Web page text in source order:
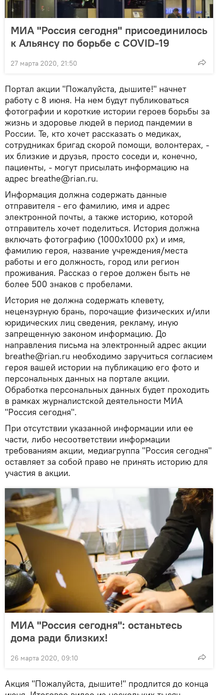
МИА "Россия сегодня" присоединилось
к Альянсу по борьбе с COVID-19
27 марта 2020, 21:50
Портал акции "Пожалуйста, дышите!" начнет
работу c 8 июня. На нем будут публиковаться
фотографии и короткие истории героев борьбы за
жизнь и здоровье людей в период пандемии в
России. Те, кто хочет рассказать о медиках,
сотрудниках бригад скорой помощи, волонтерах, -
их близкие и друзья, просто соседи и, конечно,
пациенты, - могут присылать информацию на
адрес breathe@rian.ru.
Информация должна содержать данные
отправителя - его фамилию, имя и адрес
электронной почты, а также историю, которой
отправитель хочет поделиться. История должна
включать фотографию (1000х1000 px) и имя,
фамилию героя, название учреждения/места
работы и его должность, город или регион
проживания. Рассказ о герое должен быть не
более 500 знаков с пробелами.
История не должна содержать клевету,
нецензурную брань, порочащие физических и/или
юридических лиц сведения, рекламу, иную
запрещенную законом информацию. До
направления письма на электронный адрес акции
breathe@rian.ru необходимо заручиться согласием
героя вашей истории на публикацию его фото и
персональных данных на портале акции.
Обработка персональных данных будет проходить
в рамках журналистской деятельности МИА
"Россия сегодня".
При отсутствии указанной информации или ее
части, либо несоответствии информации
требованиям акции, медиагруппа "Россия сегодня"
оставляет за собой право не принять историю для
участия в акции.
МИА "Россия сегодня": останьтесь
дома ради близких!
26 марта 2020, 09:10
Акция "Пожалуйста, дышите!" продлится до конца